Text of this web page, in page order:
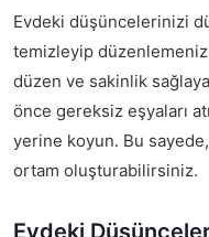
Evdeki düşüncelerinizi
temizleyip düzenlemeniz
düzen ve sakinlik
önce gereksiz eşyaları
yerine koyun. Bu
ortam oluşturabilirsiniz.